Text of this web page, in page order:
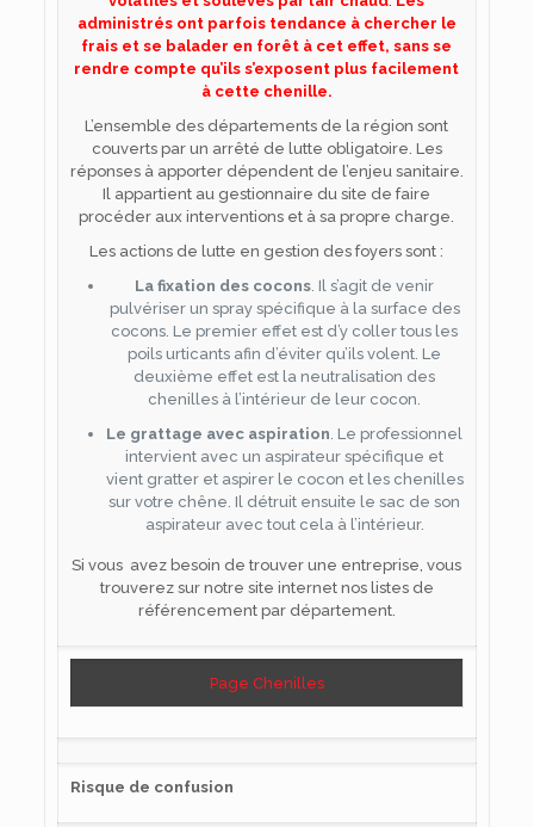
administrés ont parfois tendance à chercher le
frais et se balader en forêt à cet effet, sans se
rendre compte qu’ils s’exposent plus facilement
à cette chenille.
L’ensemble des départements de la région sont
couverts par un arrêté de lutte obligatoire. Les
réponses à apporter dépendent de l’enjeu sanitaire.
Il appartient au gestionnaire du site de faire
procéder aux interventions et à sa propre charge.
Les actions de lutte en gestion des foyers sont :
La fixation des cocons. Il s’agit de venir
pulvériser un spray spécifique à la surface des
cocons. Le premier effet est d’y coller tous les
poils urticants afin d’éviter qu’ils volent. Le
deuxième effet est la neutralisation des
chenilles à l’intérieur de leur cocon.
Le grattage avec aspiration. Le professionnel
intervient avec un aspirateur spécifique et
vient gratter et aspirer le cocon et les chenilles
sur votre chêne. Il détruit ensuite le sac de son
aspirateur avec tout cela à l’intérieur.
Si vous avez besoin de trouver une entreprise, vous
trouverez sur notre site internet nos listes de
référencement par département.
Page Chenilles
Risque de confusion